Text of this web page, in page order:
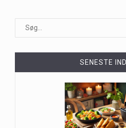
SENESTE